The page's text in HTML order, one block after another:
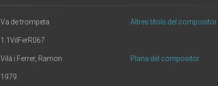
Va de trompeta Altres títols del compositor
1.1VilFerR067
Vilà i Ferrer, Ramon Plana del compositor
1979